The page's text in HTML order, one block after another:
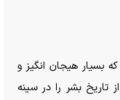
بسیار هیجان انگیز و
تاریخ بشر را در سینه